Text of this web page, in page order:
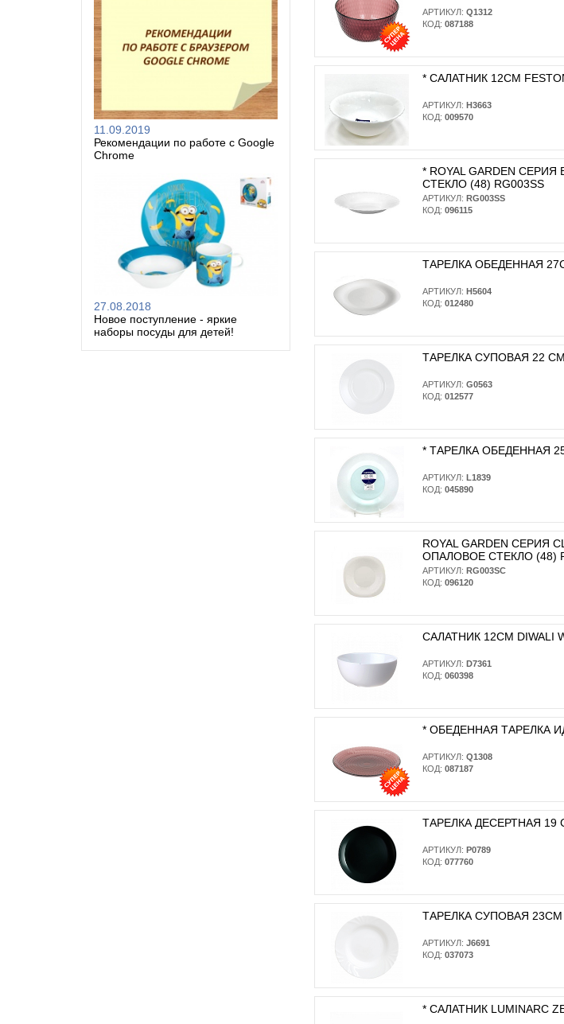
11.09.2019
Рекомендации по работе с Google
Chrome
27.08.2018
Новое поступление - яркие
наборы посуды для детей!
АРТИКУЛ: Q1312
КОД: 087188
* САЛАТНИК 12СМ
АРТИКУЛ: H3663
КОД: 009570
* ROYAL GARDEN
СТЕКЛО (48) RG003SS
АРТИКУЛ: RG003SS
КОД: 096115
ТАРЕЛКА ОБЕДЕННАЯ
АРТИКУЛ: H5604
КОД: 012480
ТАРЕЛКА СУПОВАЯ 22 СМ.
АРТИКУЛ: G0563
КОД: 012577
* ТАРЕЛКА ОБЕДЕННАЯ
АРТИКУЛ: L1839
КОД: 045890
ROYAL GARDEN СЕРИЯ
ОПАЛОВОЕ СТЕКЛО (48)
АРТИКУЛ: RG003SC
КОД: 096120
САЛАТНИК 12СМ DIWALI
АРТИКУЛ: D7361
КОД: 060398
* ОБЕДЕННАЯ ТАРЕЛКА
АРТИКУЛ: Q1308
КОД: 087187
ТАРЕЛКА ДЕСЕРТНАЯ 19
АРТИКУЛ: P0789
КОД: 077760
ТАРЕЛКА СУПОВАЯ 23СМ
АРТИКУЛ: J6691
КОД: 037073
* САЛАТНИК LUMINARC